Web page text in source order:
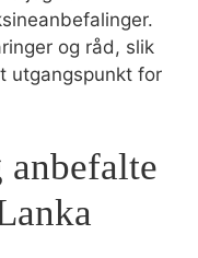
og råd, slik
utgangspunkt for